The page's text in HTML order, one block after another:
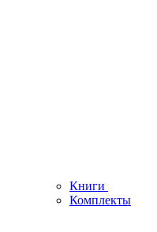
Книги
Комплекты